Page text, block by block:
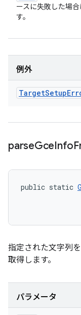
ースに失敗した場
す。
例外
TargetSetup
parseGceInfo
public static
指定された文字列
取得します。
パラメータ